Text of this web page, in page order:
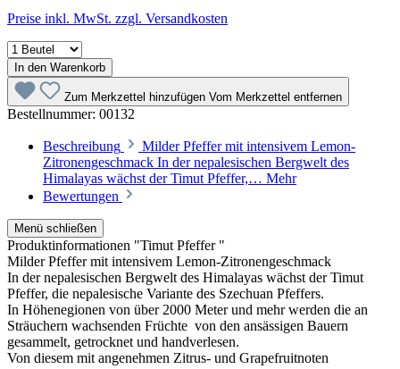
Preise inkl. MwSt. zzgl. Versandkosten
In den Warenkorb
Zum Merkzettel hinzufügen Vom Merkzettel entfernen
Bestellnummer: 00132
Beschreibung
Milder Pfeffer mit intensivem Lemon-
Zitronengeschmack In der nepalesischen Bergwelt des
Himalayas wächst der Timut Pfeffer,… Mehr
Bewertungen
Menü schließen
Produktinformationen "Timut Pfeffer "
Milder Pfeffer mit intensivem Lemon-Zitronengeschmack
In der nepalesischen Bergwelt des Himalayas wächst der Timut
Pfeffer, die nepalesische Variante des Szechuan Pfeffers.
In Höhenegionen von über 2000 Meter und mehr werden die an
Sträuchern wachsenden Früchte von den ansässigen Bauern
gesammelt, getrocknet und handverlesen.
Von diesem mit angenehmen Zitrus- und Grapefruitnoten